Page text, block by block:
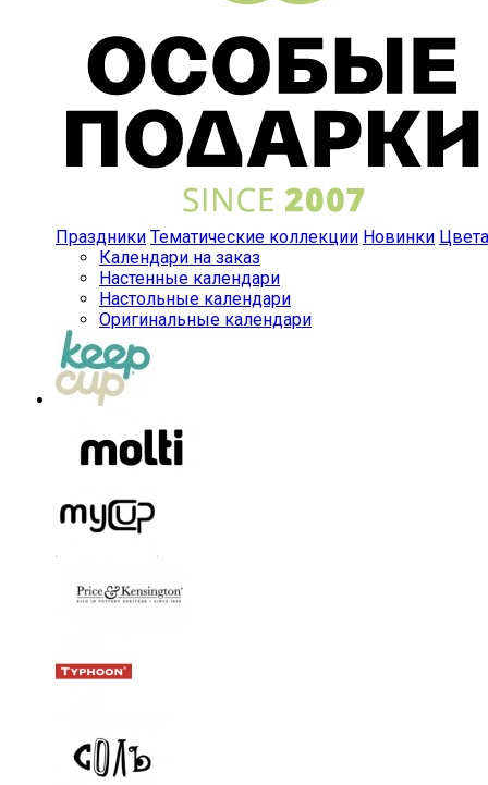
Праздники Тематические коллекции Новинки Цвета
Календари на заказ
Настенные календари
Настольные календари
Оригинальные календари